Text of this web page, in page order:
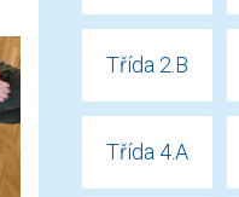
Třída 2.B
Třída 4.A